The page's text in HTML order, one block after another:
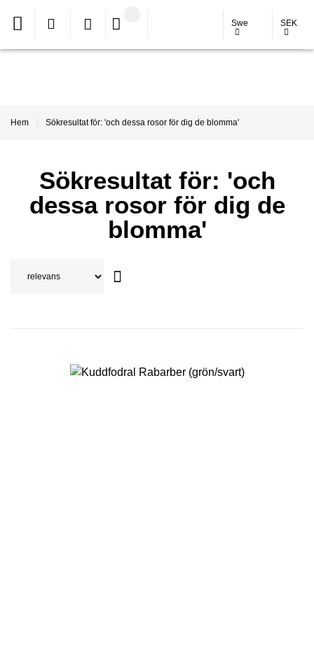
Swe SEK
Hem Sökresultat för: 'och dessa rosor för dig de blomma'
Sökresultat för: 'och
dessa rosor för dig de
blomma'